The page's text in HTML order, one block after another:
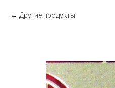
Другие продукты